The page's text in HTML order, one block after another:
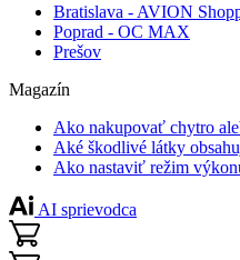
Bratislava - AVION
Poprad - OC MAX
Prešov
Magazín
Ako nakupovať chytro
Aké škodlivé látky
Ako nastaviť režim
AI sprievodca